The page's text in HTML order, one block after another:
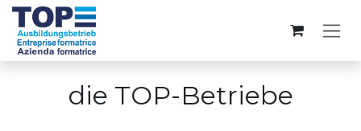
Zum Inhalt springen
die TOP-Betriebe